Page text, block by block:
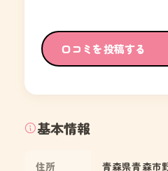
口コミを投稿する
基本情報
住所 青森県青森市